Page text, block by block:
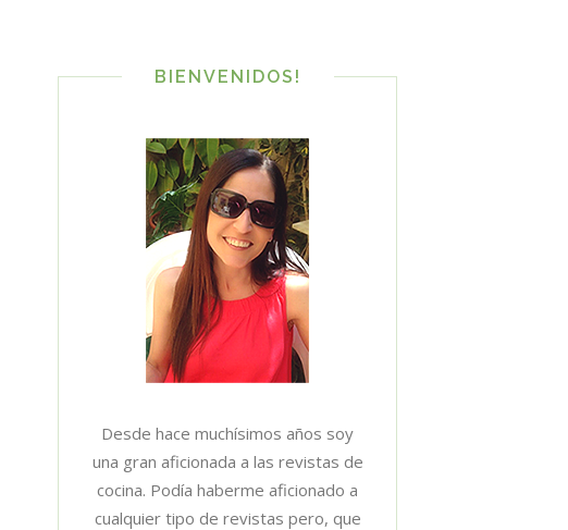
BIENVENIDOS!
Desde hace muchísimos años soy
una gran aficionada a las revistas de
cocina. Podía haberme aficionado a
cualquier tipo de revistas pero, que